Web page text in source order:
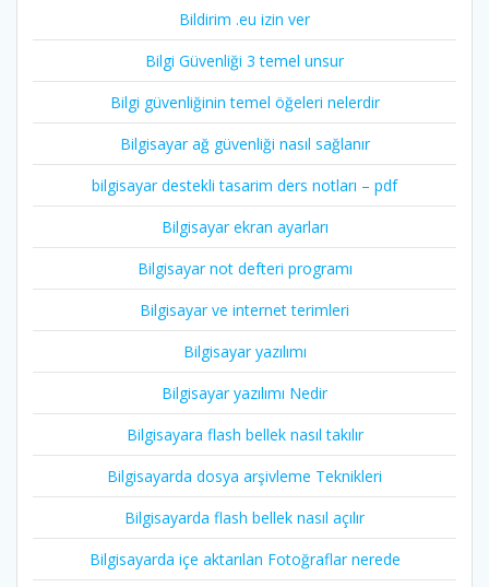
Bildirim .eu izin ver
Bilgi Güvenliği 3 temel unsur
Bilgi güvenliğinin temel öğeleri nelerdir
Bilgisayar ağ güvenliği nasıl sağlanır
bilgisayar destekli tasarim ders notları – pdf
Bilgisayar ekran ayarları
Bilgisayar not defteri programı
Bilgisayar ve internet terimleri
Bilgisayar yazılımı
Bilgisayar yazılımı Nedir
Bilgisayara flash bellek nasıl takılır
Bilgisayarda dosya arşivleme Teknikleri
Bilgisayarda flash bellek nasıl açılır
Bilgisayarda içe aktarılan Fotoğraflar nerede